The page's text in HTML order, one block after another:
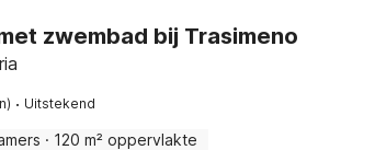
zwembad bij Trasimeno
· Uitstekend
· 120 m² oppervlakte